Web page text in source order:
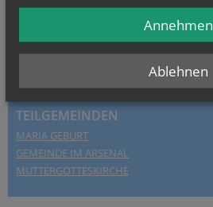
TEILGEMEINDEN
MARIA GEBURT
GEMEINDE IM ARSENAL
MUTTERGOTTESKIRCHE
Ablehnen
Annehmen